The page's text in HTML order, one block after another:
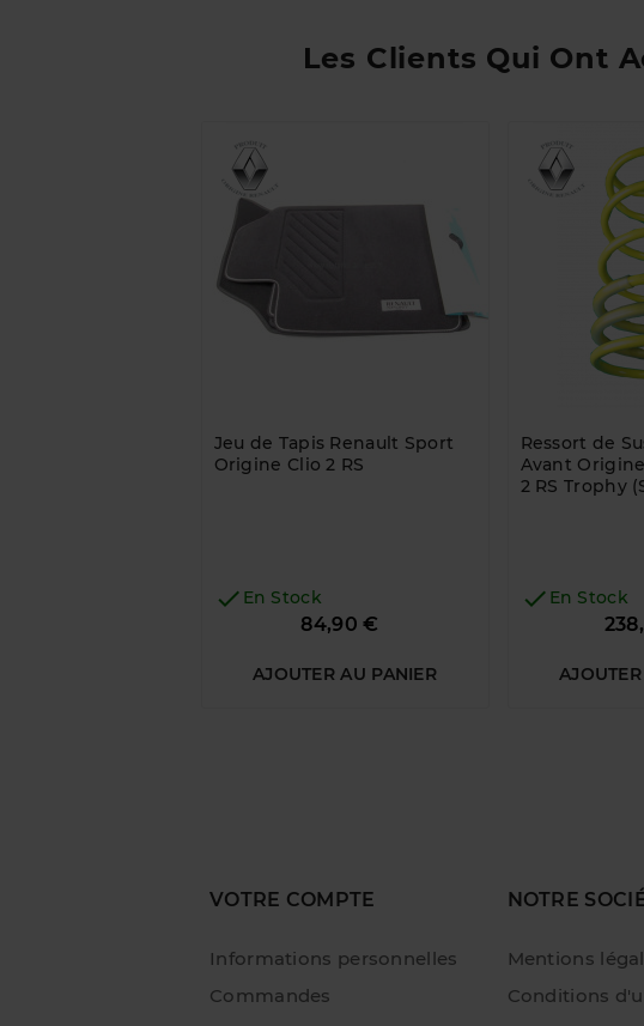
Les Clients Qui Ont
Jeu de Tapis Renault Sport
Origine Clio 2 RS
 En Stock
84,90 €
AJOUTER AU PANIER
Ressort de
Avant
2 RS Trophy
 En Stock
VOTRE COMPTE
Informations personnelles
Commandes
NOTRE
Mentions
Conditions